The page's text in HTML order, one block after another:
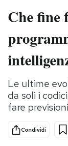
Italia
Politica
Tecnologia
Scienza
Cultura
Sport
Che fine
Le ultime
da soli i
fare
Condividi